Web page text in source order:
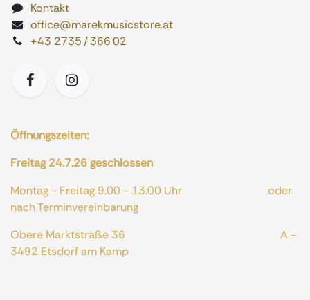
Kontakt
office@marekmusicstore.at
+43 2735 / 366 02
Öffnungszeiten:
Freitag 24.7.26 geschlossen
Montag - Freitag 9.00 - 13.00 Uhr oder
nach Terminvereinbarung
Obere Marktstraße 36 A -
3492 Etsdorf am Kamp